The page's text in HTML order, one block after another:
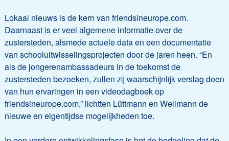
Lokaal nieuws is de kern van friendsineurope.com.
Daarnaast is er veel algemene informatie over de
zustersteden, alsmede actuele data en een documentatie
van schooluitwisselingsprojecten door de jaren heen. “En
als de jongerenambassadeurs in de toekomst de
zustersteden bezoeken, zullen zij waarschijnlijk verslag doen
van hun ervaringen in een videodagboek op
friendsineurope.com,” lichtten Lüttmann en Wellmann de
nieuwe en eigentijdse mogelijkheden toe.